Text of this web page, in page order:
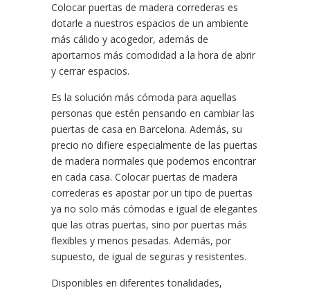
Colocar puertas de madera correderas es
dotarle a nuestros espacios de un ambiente
más cálido y acogedor, además de
aportarnos más comodidad a la hora de abrir
y cerrar espacios.
Es la solución más cómoda para aquellas
personas que estén pensando en cambiar las
puertas de casa en Barcelona. Además, su
precio no difiere especialmente de las puertas
de madera normales que podemos encontrar
en cada casa. Colocar puertas de madera
correderas es apostar por un tipo de puertas
ya no solo más cómodas e igual de elegantes
que las otras puertas, sino por puertas más
flexibles y menos pesadas. Además, por
supuesto, de igual de seguras y resistentes.
Disponibles en diferentes tonalidades,